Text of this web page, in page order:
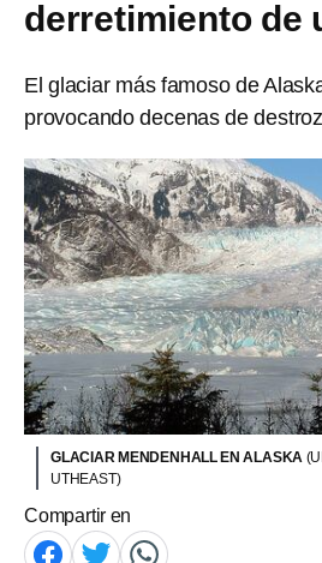
derretimiento de
El glaciar más famoso de
provocando decenas de
GLACIAR MENDENHALL EN ALASKA
UTHEAST)
Compartir en